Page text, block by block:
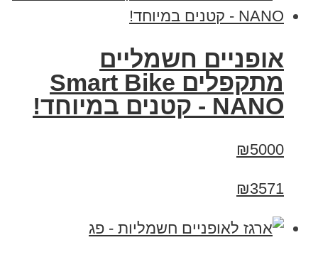
אופניים חשמליים
מתקפלים Smart Bike
NANO - קטנים במיוחד!
₪5000
₪3571